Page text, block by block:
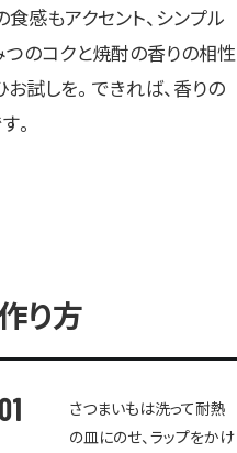
感もアクセント、シンプル
のコクと焼酎の香りの相性
お試しを。できれば、香りの
。
り方
さつまいもは洗って耐熱
の皿にのせ、ラップをかけ